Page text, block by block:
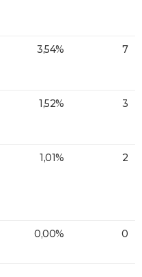
3,54% 7
1,52% 3
1,01% 2
0,00% 0